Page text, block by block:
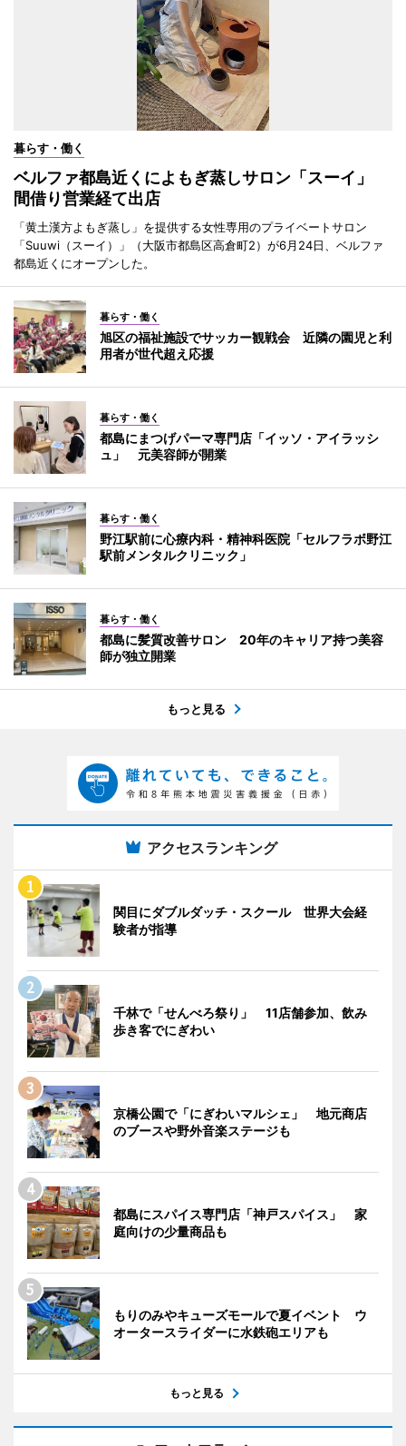
暮らす・働く
ベルファ都島近くによもぎ蒸しサロン「スーイ」
間借り営業経て出店
「黄土漢方よもぎ蒸し」を提供する女性専用のプライベートサロン
「Suuwi（スーイ）」（大阪市都島区高倉町2）が6月24日、ベルファ
都島近くにオープンした。
暮らす・働く
旭区の福祉施設でサッカー観戦会 近隣の園児と利
用者が世代超え応援
暮らす・働く
都島にまつげパーマ専門店「イッソ・アイラッシ
ュ」 元美容師が開業
暮らす・働く
野江駅前に心療内科・精神科医院「セルフラボ野江
駅前メンタルクリニック」
暮らす・働く
都島に髪質改善サロン 20年のキャリア持つ美容
師が独立開業
もっと見る
アクセスランキング
関目にダブルダッチ・スクール 世界大会経
験者が指導
千林で「せんべろ祭り」 11店舗参加、飲み
歩き客でにぎわい
京橋公園で「にぎわいマルシェ」 地元商店
のブースや野外音楽ステージも
都島にスパイス専門店「神戸スパイス」 家
庭向けの少量商品も
もりのみやキューズモールで夏イベント ウ
オータースライダーに水鉄砲エリアも
もっと見る